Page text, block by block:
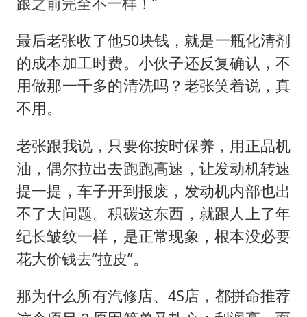
最后老张收了他50块钱，就是一瓶化清剂
的成本加工时费。小伙子还反复确认，不
用做那一千多的清洗吗？老张笑着说，真
不用。
老张跟我说，只要你按时保养，用正品机
油，偶尔拉出去跑跑高速，让发动机转速
提一提，车子开到报废，发动机内部也出
不了大问题。积碳这东西，就跟人上了年
纪长皱纹一样，是正常现象，根本没必要
花大价钱去“拉皮”。
那为什么所有汽修店、4S店，都拼命推荐